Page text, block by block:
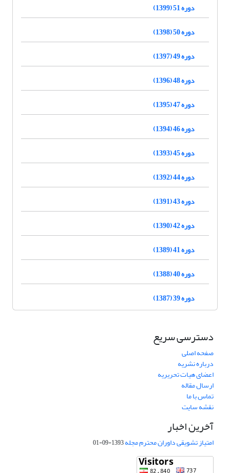
دوره 51 (1399)
دوره 50 (1398)
دوره 49 (1397)
دوره 48 (1396)
دوره 47 (1395)
دوره 46 (1394)
دوره 45 (1393)
دوره 44 (1392)
دوره 43 (1391)
دوره 42 (1390)
دوره 41 (1389)
دوره 40 (1388)
دوره 39 (1387)
دسترسی سریع
صفحه اصلی
درباره نشریه
اعضای هیات تحریریه
ارسال مقاله
تماس با ما
نقشه سایت
آخرین اخبار
امتیاز تشویقی داوران محترم مجله1393-09-01